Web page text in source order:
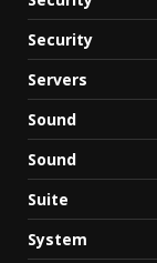
Security
Servers
Sound
Sound
Suite
System